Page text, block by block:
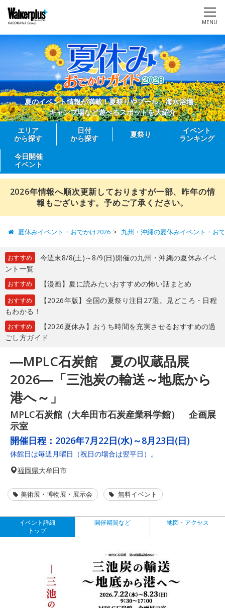
MENU
夏のイベント情報が満載！夏祭りやプール、海水浴場、
キャンプ場など遊べるスポットを大紹介
エリア
から探す
日付
から探す
夏祭り
イベント
ランキング
今日開催
イベント
2026年情報へ順次更新しておりますが一部、昨年の情
報もございます。予めご了承ください。
夏休みイベント・おでかけ2026 九州・沖縄の夏休みイベント・お
おすすめ
今週末8/8(土)～8/9(日)開催の九州・沖縄の夏休みイベ
ント一覧
おすすめ 【漫画】夏に読みたいおすすめの怖い話まとめ
おすすめ
【2026年版】全国の夏祭り注目27選。見どころ・日程
もわかる！
おすすめ
【2026夏休み】おうち時間を充実させるおすすめの過
ごし方ガイド
―MPLC石炭館 夏の収蔵品展
2026―「三池炭の輸送～地底から
港へ～」
MPLC石炭館（大牟田市石炭産業科学館） 企画展
示室
開催日程： 2026年7月22日(水)～8月23日(日)
休館日は毎週月曜日（祝日の場合は翌平日）。
福岡県大牟田市
美術展・博物展・展示会 無料イベント
イベント詳細
トップ
開催期間など 地図・アクセス